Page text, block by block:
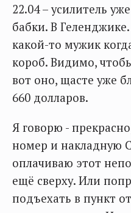
22.04 – усилитель
бабки. В
какой-то мужик
короб. Видимо,
вот оно, щасте уже
660 долларов.
Я говорю -
номер и накладную
оплачиваю этот
ещё сверху. Или
подъехать в пункт